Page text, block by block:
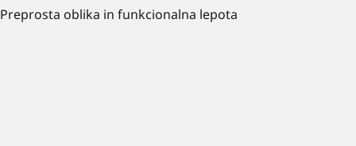
Preprosta oblika in funkcionalna lepota